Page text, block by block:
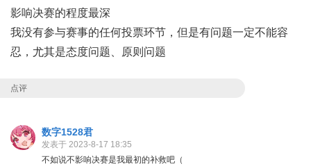
影响决赛的程度最深
我没有参与赛事的任何投票环节，但是有问题一定不能容
忍，尤其是态度问题、原则问题
点评
数字1528君
发表于 2023-8-17 18:35
不如说不影响决赛是我最初的补救吧（